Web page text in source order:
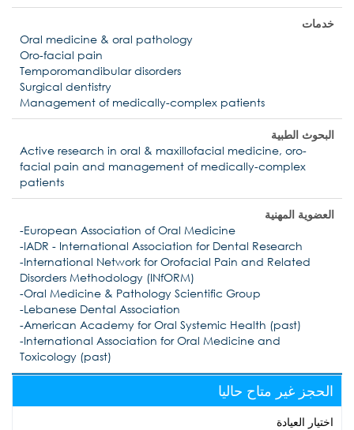
خدمات
Oral medicine & oral pathology
Oro-facial pain
Temporomandibular disorders
Surgical dentistry
Management of medically-complex patients
البحوث الطبية
Active research in oral & maxillofacial medicine, oro-
facial pain and management of medically-complex
patients
العضوية المهنية
-European Association of Oral Medicine
-IADR - International Association for Dental Research
-International Network for Orofacial Pain and Related
Disorders Methodology (INfORM)
-Oral Medicine & Pathology Scientific Group
-Lebanese Dental Association
-American Academy for Oral Systemic Health (past)
-International Association for Oral Medicine and
Toxicology (past)
الحجز غير متاح حاليا
اختيار العيادة